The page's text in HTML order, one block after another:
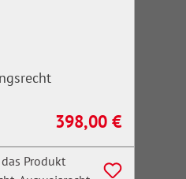
Regulärer Preis:
398,00 €